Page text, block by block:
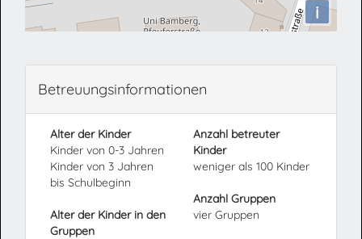
i
Betreuungsinformationen
Alter der Kinder
Kinder von 0-3 Jahren
Kinder von 3 Jahren
bis Schulbeginn
Alter der Kinder in den
Gruppen
Anzahl betreuter
Kinder
weniger als 100 Kinder
Anzahl Gruppen
vier Gruppen